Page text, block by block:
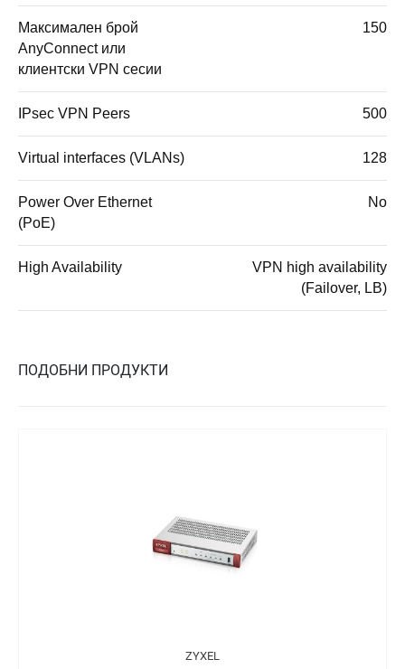
Максимален брой
AnyConnect или
клиентски VPN сесии
150
IPsec VPN Peers 500
Virtual interfaces (VLANs) 128
Power Over Ethernet
(PoE)
No
High Availability
VPN high availability
(Failover, LB)
ПОДОБНИ ПРОДУКТИ
ZYXEL